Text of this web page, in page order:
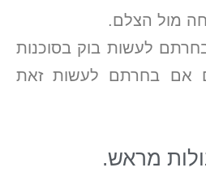
מול הצלם.
לעשות בוק בסוכנות
אם בחרתם לעשות זאת
מראש.